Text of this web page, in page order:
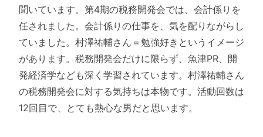
聞いています。第4期の税務開発会では、会計係りを
任されました。会計係りの仕事を、気を配りながらし
ていました。村澤祐輔さん＝勉強好きというイメージ
があります。税務開発会だけに限らず、魚津PR、開
発経済学なども深く学習されています。村澤祐輔さん
の税務開発会に対する気持ちは本物です。活動回数は
12回目で、とても熱心な男だと思います。